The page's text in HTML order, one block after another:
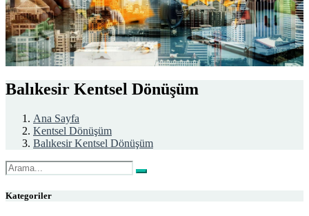
Balıkesir Kentsel Dönüşüm
Ana Sayfa
Kentsel Dönüşüm
Balıkesir Kentsel Dönüşüm
Kategoriler